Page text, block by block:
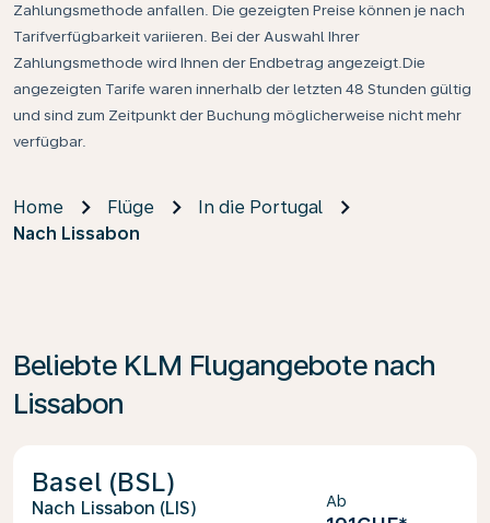
Zahlungsmethode anfallen. Die gezeigten Preise können je nach
Tarifverfügbarkeit variieren. Bei der Auswahl Ihrer
Zahlungsmethode wird Ihnen der Endbetrag angezeigt.Die
angezeigten Tarife waren innerhalb der letzten 48 Stunden gültig
und sind zum Zeitpunkt der Buchung möglicherweise nicht mehr
verfügbar.
Home Flüge
In die Portugal
Nach Lissabon
Beliebte KLM Flugangebote nach
Lissabon
Basel (BSL)
Lissabon (LIS) Ab